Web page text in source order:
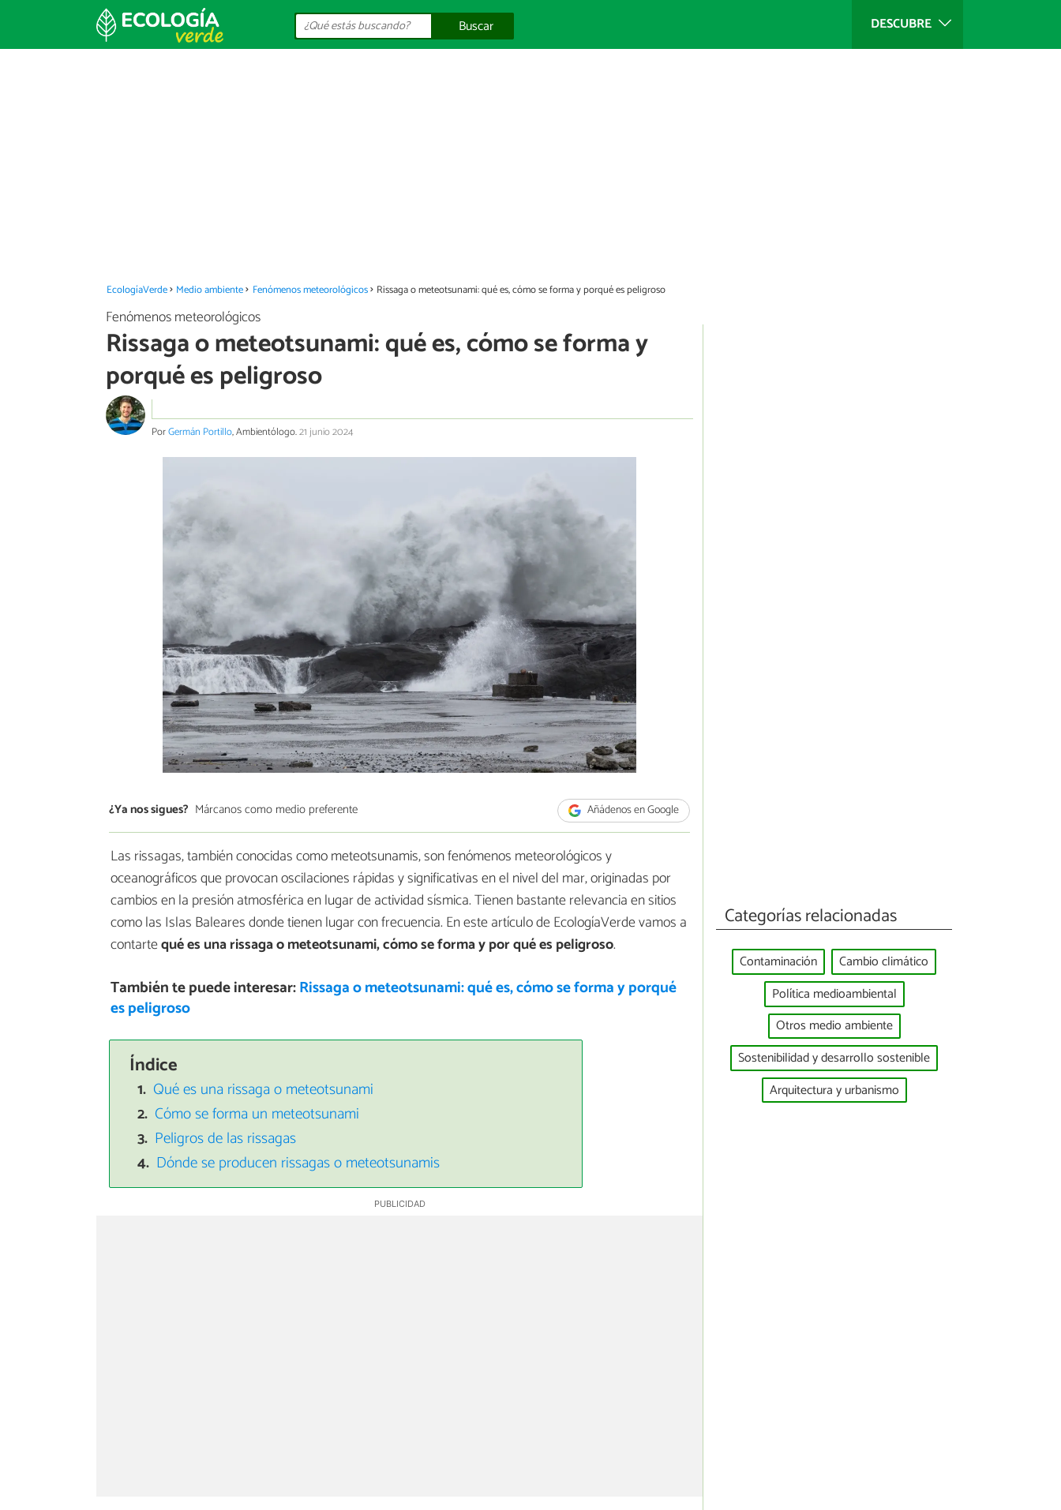
DESCUBRE
Buscar
EcologíaVerde Medio ambiente Fenómenos meteorológicos Rissaga o meteotsunami: qué es, cómo se forma y porqué es peligroso
Fenómenos meteorológicos
Rissaga o meteotsunami: qué es, cómo se forma y
porqué es peligroso
PorGermán Portillo, Ambientólogo.21 junio 2024
¿Ya nos sigues? Márcanos como medio preferente Añádenos en Google
Las rissagas, también conocidas como meteotsunamis, son fenómenos meteorológicos y
oceanográficos que provocan oscilaciones rápidas y significativas en el nivel del mar, originadas por
cambios en la presión atmosférica en lugar de actividad sísmica. Tienen bastante relevancia en sitios
como las Islas Baleares donde tienen lugar con frecuencia. En este artículo de EcologíaVerde vamos a
contartequé es una rissaga o meteotsunami, cómo se forma y por qué es peligroso.
También te puede interesar:Rissaga o meteotsunami: qué es, cómo se forma y porqué
es peligroso
Índice
Qué es una rissaga o meteotsunami
Cómo se forma un meteotsunami
Peligros de las rissagas
Dónde se producen rissagas o meteotsunamis
Categorías relacionadas
Contaminación
Cambio climático
Política medioambiental
Otros medio ambiente
Sostenibilidad y desarrollo sostenible
Arquitectura y urbanismo